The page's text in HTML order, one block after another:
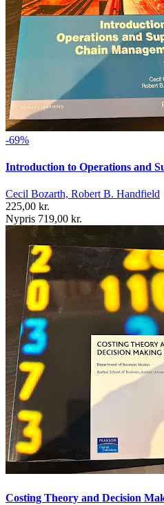
-69%
Introduction to Operations and
Cecil Bozarth, Robert B. Handfield
225,00 kr.
Nypris 719,00 kr.
Costing Theory and Decision